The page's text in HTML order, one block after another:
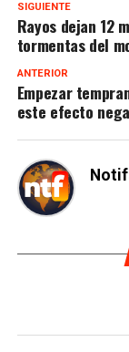
SIGUIENTE
Rayos dejan 12
tormentas del
ANTERIOR
Empezar
este efecto